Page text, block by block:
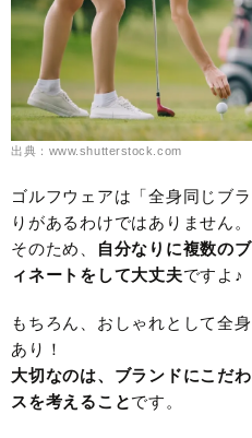
出典：www.shutterstock.com
ゴルフウェアは「全身同じブ
りがあるわけではありません。
そのため、
自分なりに複数の
ィネートをして大丈夫ですよ♪
もちろん、おしゃれとして全
あり！
大切なのは、ブランドにこだ
スを考えることです。